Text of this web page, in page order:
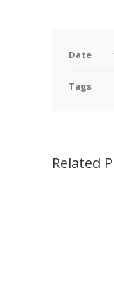
Date
Tags
Related